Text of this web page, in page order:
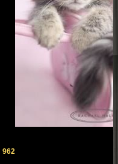
962